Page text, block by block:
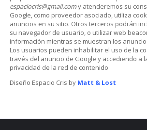
espaciocris@gmail.comy atenderemos su
Google, como proveedor asociado, utiliza
anuncios en su sitio. Otros terceros podrán
su navegador de usuario, o utilizar web
información mientras se muestran los
Los usuarios pueden inhabilitar el uso de la
través del anuncio de Google y accediendo a
privacidad de la red de contenido
Diseño Espacio Cris by Matt & Lost